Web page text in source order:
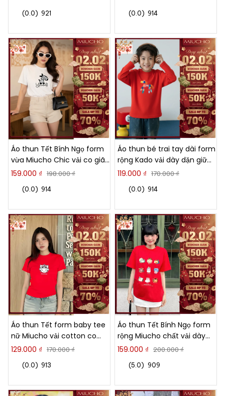
(0.0) 921 (0.0) 914
20%
Áo thun Tết Bính Ngọ form
vừa Miucho Chic vải co giãn
4 chiều thoáng mát in mix
159.000 ₫ 198.000 ₫
(0.0) 914
30%
Áo thun bé trai tay dài form
rộng Kado vải dày dặn giữ
ấm hình ngựa 2982
119.000 ₫ 170.000 ₫
(0.0) 914
24%
Áo thun Tết form baby tee
nữ Miucho vải cotton co
giãn thoáng mát hình Kỳ Lân
129.000 ₫ 170.000 ₫
(0.0) 913
21%
Áo thun Tết Bính Ngọ form
rộng Miucho chất vải dày
dặn thoáng mát hoạt hình in
159.000 ₫ 200.000 ₫
(5.0) 909